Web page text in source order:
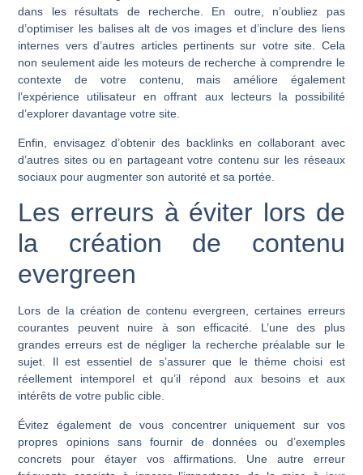
dans les résultats de recherche. En outre, n’oubliez pas
d’optimiser les balises alt de vos images et d’inclure des liens
internes vers d’autres articles pertinents sur votre site. Cela
non seulement aide les moteurs de recherche à comprendre le
contexte de votre contenu, mais améliore également
l’expérience utilisateur en offrant aux lecteurs la possibilité
d’explorer davantage votre site.
Enfin, envisagez d’obtenir des backlinks en collaborant avec
d’autres sites ou en partageant votre contenu sur les réseaux
sociaux pour augmenter son autorité et sa portée.
Les erreurs à éviter lors de
la création de contenu
evergreen
Lors de la création de contenu evergreen, certaines erreurs
courantes peuvent nuire à son efficacité. L’une des plus
grandes erreurs est de négliger la recherche préalable sur le
sujet. Il est essentiel de s’assurer que le thème choisi est
réellement intemporel et qu’il répond aux besoins et aux
intérêts de votre public cible.
Évitez également de vous concentrer uniquement sur vos
propres opinions sans fournir de données ou d’exemples
concrets pour étayer vos affirmations. Une autre erreur